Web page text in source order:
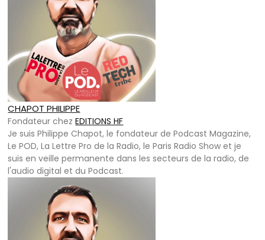
CHAPOT PHILIPPE
Fondateur chezEDITIONS HF
Je suis Philippe Chapot, le fondateur de Podcast Magazine,
Le POD, La Lettre Pro de la Radio, le Paris Radio Show et je
suis en veille permanente dans les secteurs de la radio, de
l'audio digital et du Podcast.